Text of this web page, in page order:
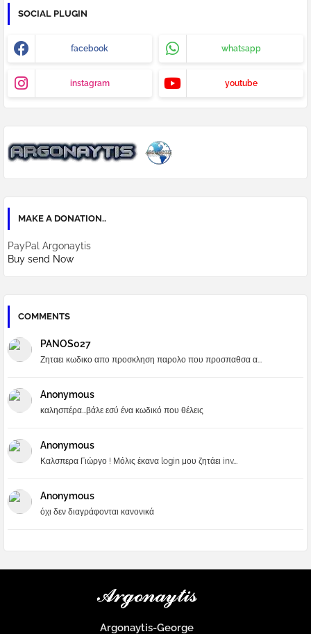
SOCIAL PLUGIN
facebook whatsapp
instagram youtube
MAKE A DONATION..
PayPal Argonaytis
Buy send Now
COMMENTS
PANOS027
Ζηταει κωδικο απο προσκληση παρολο που προσπαθσα α...
Anonymous
καλησπέρα...βάλε εσύ ένα κωδικό που θέλεις
Anonymous
Καλσπερα Γιώργο ! Μόλις έκανα login μου ζητάει inv...
Anonymous
όχι δεν διαγράφονται κανονικά
Argonaytis-George